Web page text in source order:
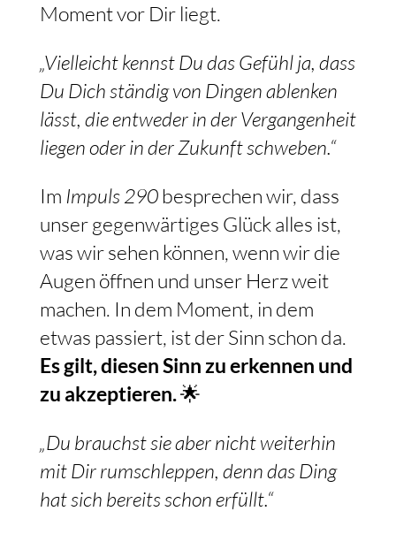
Moment vor Dir liegt.
„Vielleicht kennst Du das Gefühl ja, dass
Du Dich ständig von Dingen ablenken
lässt, die entweder in der Vergangenheit
liegen oder in der Zukunft schweben.“
Im Impuls 290besprechen wir, dass
unser gegenwärtiges Glück alles ist,
was wir sehen können, wenn wir die
Augen öffnen und unser Herz weit
machen. In dem Moment, in dem
Es gilt, diesen Sinn zu erkennen und
zu akzeptieren.🌟
„Du brauchst sie aber nicht weiterhin
mit Dir rumschleppen, denn das Ding
hat sich bereits schon erfüllt.“